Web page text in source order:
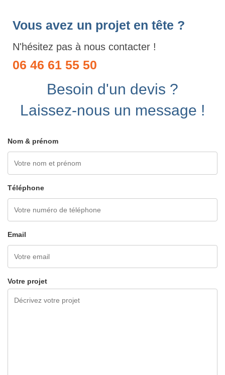
Vous avez un projet en tête ?
N'hésitez pas à nous contacter !
06 46 61 55 50
Besoin d'un devis ?
Laissez-nous un message !
Nom & prénom
Téléphone
Email
Votre projet